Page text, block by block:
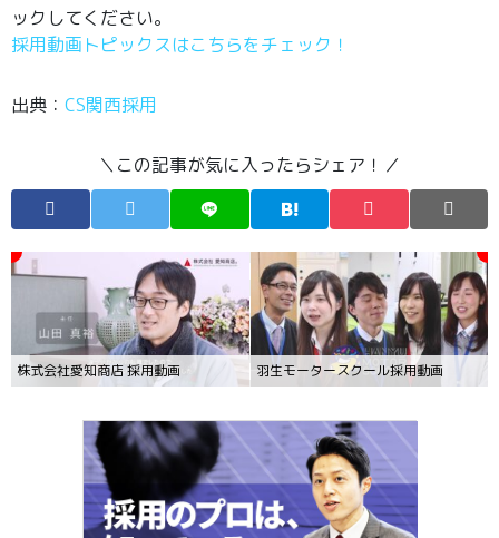
ックしてください。
採用動画トピックスはこちらをチェック！
出典： CS関西採用
＼この記事が気に入ったらシェア！／
羽生モータースクール採用動画
株式会社愛知商店 採用動画